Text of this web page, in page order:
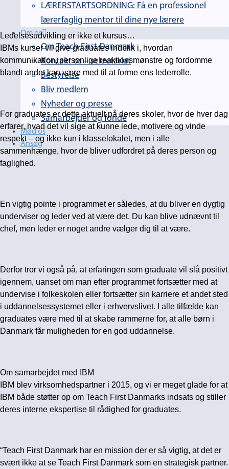
LÆRERSTARTSORDNING: Få en professionel
lærerfaglig mentor til dine nye lærere
Om os
Om Teach First Danmark
Kontakt os – sekretariat
Bestyrelse
Bliv medlem
Nyheder og presse
Samarbejder og fonde
Mød os
Ansøg
Ledelsesudvikling er ikke et kursus…
IBMs kurser vil give graduates indblik i, hvordan
kommunikation, personlige reaktionsmønstre og fordomme
blandt andet kan være med til at forme ens lederrolle.
For graduates er dette aktuelt på deres skoler, hvor de hver dag
erfarer, hvad det vil sige at kunne lede, motivere og vinde
respekt – og ikke kun i klasselokalet, men i alle
sammenhænge, hvor de bliver udfordret på deres person og
faglighed.
En vigtig pointe i programmet er således, at du bliver en dygtig
underviser og leder ved at være det. Du kan blive udnævnt til
chef, men leder er noget andre vælger dig til at være.
Derfor tror vi også på, at erfaringen som graduate vil slå positivt
igennem, uanset om man efter programmet fortsætter med at
undervise i folkeskolen eller fortsætter sin karriere et andet sted
i uddannelsessystemet eller i erhvervslivet. I alle tilfælde kan
graduates være med til at skabe rammerne for, at alle børn i
Danmark får muligheden for en god uddannelse.
Om samarbejdet med IBM
IBM blev virksomhedspartner i 2015, og vi er meget glade for at
IBM både støtter op om Teach First Danmarks indsats og stiller
deres interne ekspertise til rådighed for graduates.
“Teach First Danmark har en mission der er så vigtig, at det er
svært ikke at se Teach First Danmark som en strategisk partner.